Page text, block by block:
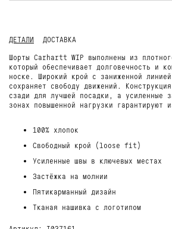
ДЕТАЛИ
ДОСТАВКА
Шорты Carhartt WIP выполнены из
который обеспечивает долговечность и
носке. Широкий крой с заниженной
сохраняет свободу движений.
сзади для лучшей посадки, а усиленные
зонах повышенной нагрузки гарантируют
100% хлопок
Свободный крой (loose fit)
Усиленные швы в ключевых местах
Застёжка на молнии
Пятикарманный дизайн
Тканая нашивка с логотипом